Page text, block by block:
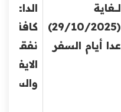
لــــغاية
(29/10/2025)
عدا أيام السفر
الداعية
كافة
نفقات
الايفاد